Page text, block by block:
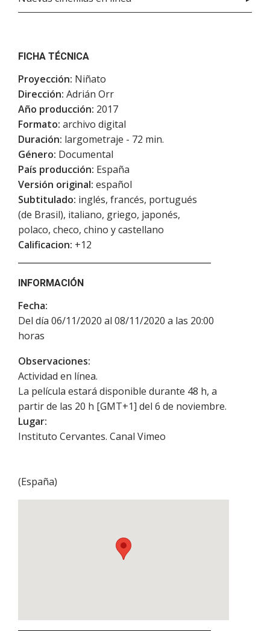
FICHA TÉCNICA
Proyección: Niñato
Dirección: Adrián Orr
Año producción: 2017
Formato: archivo digital
Duración: largometraje - 72 min.
Género: Documental
País producción: España
Versión original: español
Subtitulado: inglés, francés, portugués
(de Brasil), italiano, griego, japonés,
polaco, checo, chino y castellano
Calificacion: +12
INFORMACIÓN
Fecha:
Del día 06/11/2020 al 08/11/2020 a las 20:00
horas
Observaciones:
Actividad en línea.
La película estará disponible durante 48 h, a
partir de las 20 h [GMT+1] del 6 de noviembre.
Lugar:
Instituto Cervantes. Canal Vimeo
(España)